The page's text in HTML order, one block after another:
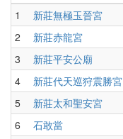
1
新莊無極玉晉宮
2
新莊赤龍宮
3
新莊平安公廟
4
新莊代天巡狩震勝宮
5
新莊太和聖安宮
6
石敢當